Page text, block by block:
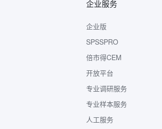
企业服务
企业版
SPSSPRO
倍市得CEM
开放平台
专业调研服务
专业样本服务
人工服务